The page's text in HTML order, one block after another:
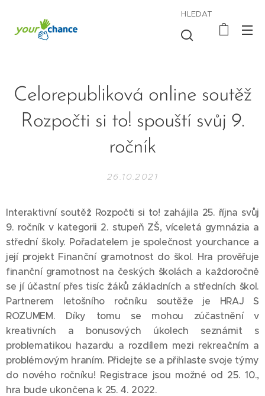
HLEDAT
Celorepubliková online soutěž
Rozpočti si to! spouští svůj 9.
ročník
26.10.2021
Interaktivní soutěž Rozpočti si to! zahájila 25. října svůj
9. ročník v kategorii 2. stupeň ZŠ, víceletá gymnázia a
střední školy. Pořadatelem je společnostyourchance a
její projekt Finanční gramotnost do škol. Hra prověřuje
finanční gramotnost na českých školách a každoročně
se jí účastní přes tisíc žáků základních a středních škol.
Partnerem letošního ročníku soutěže je HRAJ S
ROZUMEM. Díky tomu se mohou zúčastnění v
kreativních a bonusových úkolech seznámit s
problematikou hazardu a rozdílem mezi rekreačním a
problémovým hraním. Přidejte se a přihlaste svoje týmy
do nového ročníku! Registrace jsou možné od 25. 10.,
hra bude ukončena k 25. 4. 2022.